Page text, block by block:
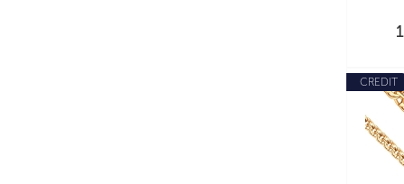
CREDIT